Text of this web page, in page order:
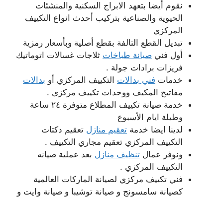
نقوم أيضا بتعهد الابراج السكنية والمنشئات
الحيوية والصناعية بتركيب أحدث انواع التكييف
المركزي
تبديل القطع التالفة بقطع أصلية وبأسعار رمزية
أول فني صيانة طباخات ثلاجات غسالات اتوماتيك
فريزات برادات جولة .
خدمات فني بدالات التكييف المركزي أو بدالات
مفاتيح المكيف ووحدات تكييف مركزى .
خدمة صيانة تكييف المطلاع متوفرة ٢٤ ساعة
وطيلة ايام الأسبوع
لدينا ايضا خدمة تعقيم منازل تعقيم دكتات
التكييف المركزي تعقيم مجاري التكييف .
ونوفر عمال تنظيف منازل بعد عملية صيانه
التكييف المركزي .
فني تكييف مركزي لصيانة الماركات العالمية
كصيانة سامسونج و صيانة توشيبا و صيانة وايت و